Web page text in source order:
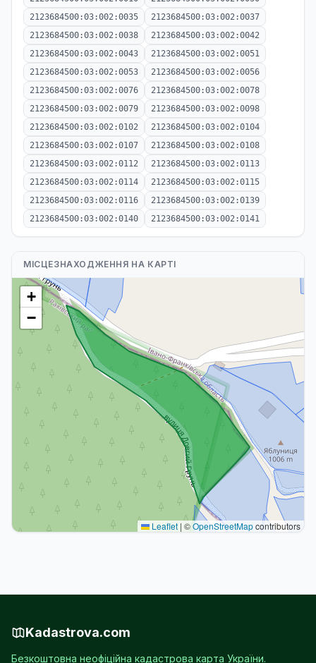
2123684500:03:002:0035
2123684500:03:002:0037
2123684500:03:002:0038
2123684500:03:002:0042
2123684500:03:002:0043
2123684500:03:002:0051
2123684500:03:002:0053
2123684500:03:002:0056
2123684500:03:002:0076
2123684500:03:002:0078
2123684500:03:002:0079
2123684500:03:002:0098
2123684500:03:002:0102
2123684500:03:002:0104
2123684500:03:002:0107
2123684500:03:002:0108
2123684500:03:002:0112
2123684500:03:002:0113
2123684500:03:002:0114
2123684500:03:002:0115
2123684500:03:002:0116
2123684500:03:002:0139
2123684500:03:002:0140
2123684500:03:002:0141
МІСЦЕЗНАХОДЖЕННЯ НА КАРТІ
+
−
Leaflet | ©OpenStreetMapcontributors
Kadastrova.com
Безкоштовна неофіційна кадастрова карта України.